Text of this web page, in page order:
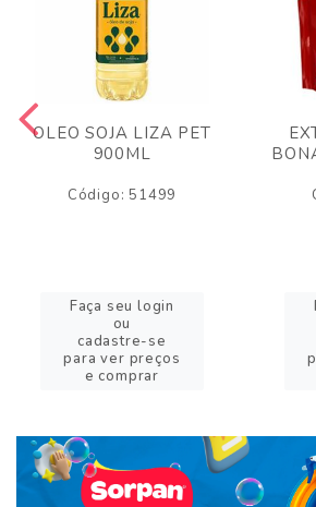
OLEO SOJA LIZA PET
900ML
Código: 51499
Faça seu login
ou
cadastre-se
para ver preços
e comprar